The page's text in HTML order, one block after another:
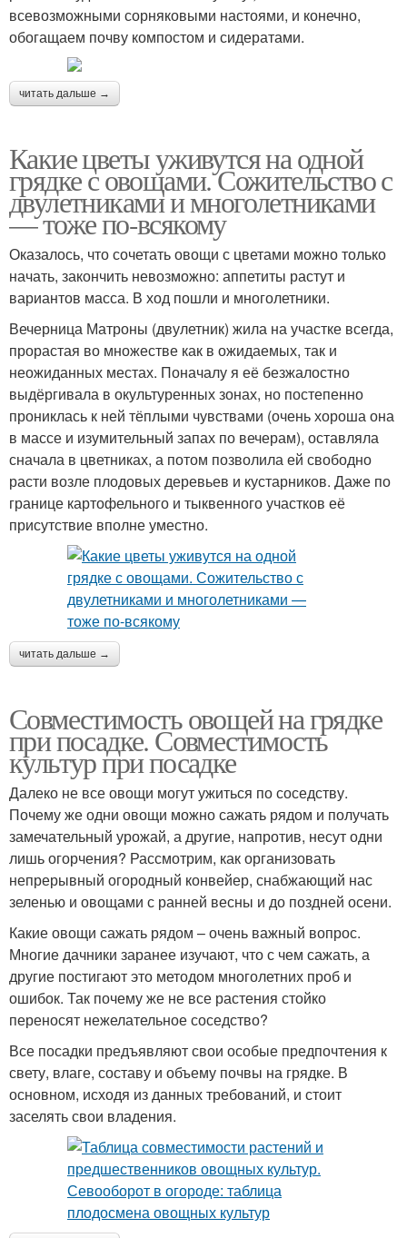
всевозможными сорняковыми настоями, и конечно,
обогащаем почву компостом и сидератами.
читать дальше →
Какие цветы уживутся на одной
грядке с овощами. Сожительство с
двулетниками и многолетниками
— тоже по-всякому
Оказалось, что сочетать овощи с цветами можно только
начать, закончить невозможно: аппетиты растут и
вариантов масса. В ход пошли и многолетники.
Вечерница Матроны (двулетник) жила на участке всегда,
прорастая во множестве как в ожидаемых, так и
неожиданных местах. Поначалу я её безжалостно
выдёргивала в окультуренных зонах, но постепенно
прониклась к ней тёплыми чувствами (очень хороша она
в массе и изумительный запах по вечерам), оставляла
сначала в цветниках, а потом позволила ей свободно
расти возле плодовых деревьев и кустарников. Даже по
границе картофельного и тыквенного участков её
присутствие вполне уместно.
читать дальше →
Совместимость овощей на грядке
при посадке. Совместимость
культур при посадке
Далеко не все овощи могут ужиться по соседству.
Почему же одни овощи можно сажать рядом и получать
замечательный урожай, а другие, напротив, несут одни
лишь огорчения? Рассмотрим, как организовать
непрерывный огородный конвейер, снабжающий нас
зеленью и овощами с ранней весны и до поздней осени.
Какие овощи сажать рядом – очень важный вопрос.
Многие дачники заранее изучают, что с чем сажать, а
другие постигают это методом многолетних проб и
ошибок. Так почему же не все растения стойко
переносят нежелательное соседство?
Все посадки предъявляют свои особые предпочтения к
свету, влаге, составу и объему почвы на грядке. В
основном, исходя из данных требований, и стоит
заселять свои владения.